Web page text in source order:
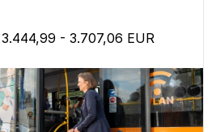
- 3.707,06 EUR